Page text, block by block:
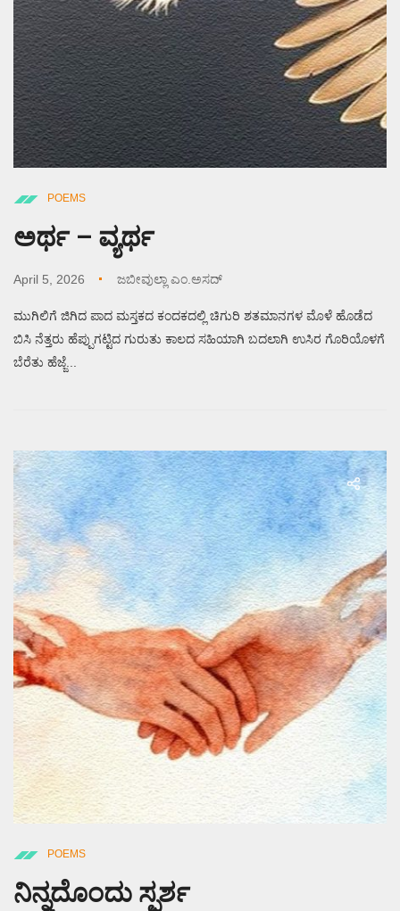
POEMS
ಅರ್ಥ – ವ್ಯರ್ಥ
April 5, 2026 ಜಬೀವುಲ್ಲಾ ಎಂ.ಅಸದ್
ಮುಗಿಲಿಗೆ ಜಿಗಿದ ಪಾದ ಮಸ್ತಕದ ಕಂದಕದಲ್ಲಿ ಚಿಗುರಿ ಶತಮಾನಗಳ ಮೊಳೆ ಹೊಡೆದ
ಬಿಸಿ ನೆತ್ತರು ಹೆಪ್ಪುಗಟ್ಟಿದ ಗುರುತು ಕಾಲದ ಸಹಿಯಾಗಿ ಬದಲಾಗಿ ಉಸಿರ ಗೊರಿಯೊಳಗೆ
ಬೆರೆತು ಹೆಜ್ಜೆ...
POEMS
ನಿನ್ನದೊಂದು ಸ್ಪರ್ಶ